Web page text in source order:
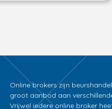
Online brokers zijn
groot aanbod aan
Vrijwel iedere online broker